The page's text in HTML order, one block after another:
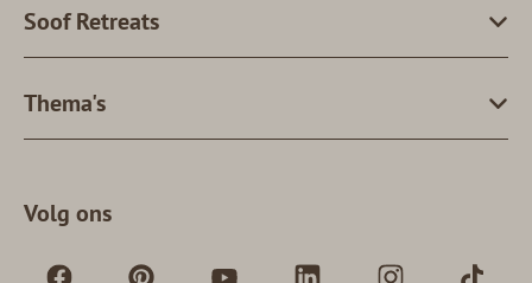
Soof Retreats
Thema's
Volg ons